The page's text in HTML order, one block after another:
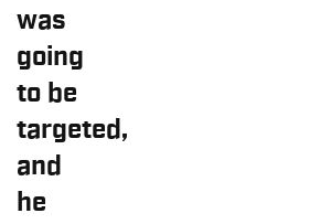
was
going
to be
targeted,
and
he